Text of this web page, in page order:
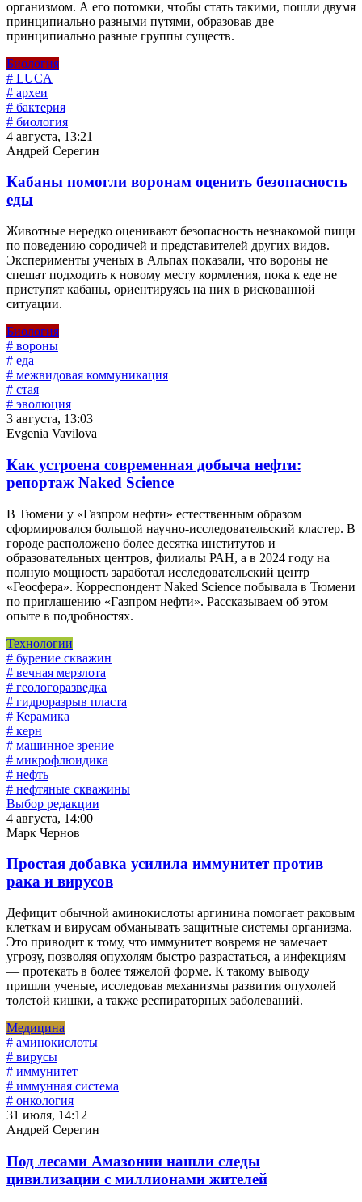
организмом. А его потомки, чтобы стать такими, пошли двумя
принципиально разными путями, образовав две
принципиально разные группы существ.
Биология
# LUCA
# археи
# бактерия
# биология
4 августа, 13:21
Андрей Серегин
Кабаны помогли воронам оценить безопасность
еды
Животные нередко оценивают безопасность незнакомой пищи
по поведению сородичей и представителей других видов.
Эксперименты ученых в Альпах показали, что вороны не
спешат подходить к новому месту кормления, пока к еде не
приступят кабаны, ориентируясь на них в рискованной
ситуации.
Биология
# вороны
# еда
# межвидовая коммуникация
# стая
# эволюция
3 августа, 13:03
Evgenia Vavilova
Как устроена современная добыча нефти:
репортаж Naked Science
В Тюмени у «Газпром нефти» естественным образом
сформировался большой научно-исследовательский кластер. В
городе расположено более десятка институтов и
образовательных центров, филиалы РАН, а в 2024 году на
полную мощность заработал исследовательский центр
«Геосфера». Корреспондент Naked Science побывала в Тюмени
по приглашению «Газпром нефти». Рассказываем об этом
опыте в подробностях.
Технологии
# бурение скважин
# вечная мерзлота
# геологоразведка
# гидроразрыв пласта
# Керамика
# керн
# машинное зрение
# микрофлюидика
# нефть
# нефтяные скважины
Выбор редакции
4 августа, 14:00
Марк Чернов
Простая добавка усилила иммунитет против
рака и вирусов
Дефицит обычной аминокислоты аргинина помогает раковым
клеткам и вирусам обманывать защитные системы организма.
Это приводит к тому, что иммунитет вовремя не замечает
угрозу, позволяя опухолям быстро разрастаться, а инфекциям
— протекать в более тяжелой форме. К такому выводу
пришли ученые, исследовав механизмы развития опухолей
толстой кишки, а также респираторных заболеваний.
Медицина
# аминокислоты
# вирусы
# иммунитет
# иммунная система
# онкология
31 июля, 14:12
Андрей Серегин
Под лесами Амазонии нашли следы
цивилизации с миллионами жителей